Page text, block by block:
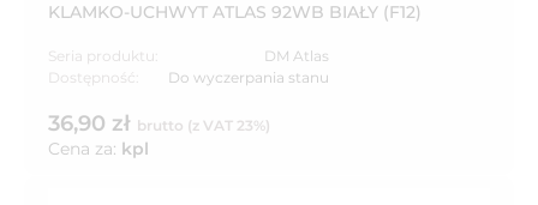
KLAMKO-UCHWYT ATLAS 92WB BIAŁY (F12)
Seria produktu:
DM Atlas
Dostępność:
Do wyczerpania stanu
36,90 zł brutto (z VAT 23%)
Cena za: kpl